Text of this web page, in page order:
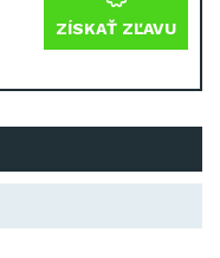
ZÍSKAŤ ZĽAVU